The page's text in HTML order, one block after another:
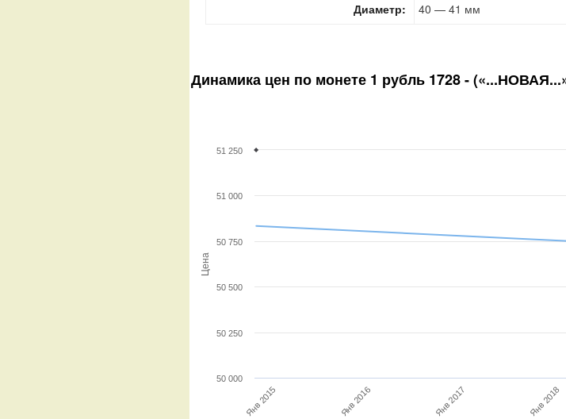
Диаметр:
40 — 41 мм
Динамика цен по монете 1 рубль 1728 -
Цена
Янв 2015 Янв 2016 Янв 2017 Янв 2018
50 000
50 250
50 500
50 750
51 000
51 250